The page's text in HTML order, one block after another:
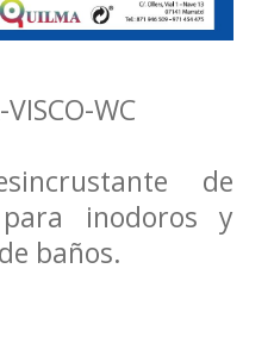
WC
de
inodoros y
baños.